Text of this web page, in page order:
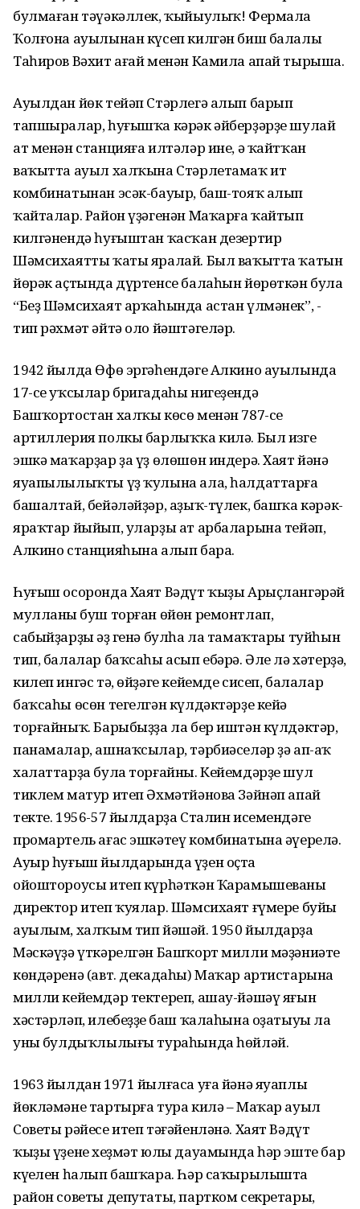
булмаған тәүәкәллек, ҡыйыулыҡ! Фермала
Ҡолғона ауылынан күсеп килгән биш балалы
Таһиров Вәхит ағай менән Камила апай тырыша.
Ауылдан йөк тейәп Стәрлегә алып барып
тапшыралар, һуғышҡа кәрәк әйберҙәрҙе шулай
ат менән станцияға илтәләр ине, ә ҡайтҡан
ваҡытта ауыл халҡына Стәрлетамаҡ ит
комбинатынан эсәк-бауыр, баш-тояҡ алып
ҡайталар. Район үҙәгенән Маҡарға ҡайтып
килгәнендә һуғыштан ҡасҡан дезертир
Шәмсихаятты ҡаты яралай. Был ваҡытта ҡатын
йөрәк аҫтында дүртенсе балаһын йөрөткән була
“Беҙ Шәмсихаят арҡаһында астан үлмәнек”, -
тип рәхмәт әйтә оло йәштәгеләр.
1942 йылда Өфө эргәһендәге Алкино ауылында
17-се уҡсылар бригадаһы нигеҙендә
Башҡортостан халҡы көсө менән 787-се
артиллерия полкы барлыҡҡа килә. Был изге
эшкә маҡарҙар ҙа үҙ өлөшөн индерә. Хаят йәнә
яуапылылыҡты үҙ ҡулына ала, һалдаттарға
башалтай, бейәләйҙәр, аҙыҡ-түлек, башҡа кәрәк-
яраҡтар йыйып, уларҙы ат арбаларына тейәп,
Алкино станцияһына алып бара.
Һуғыш осоронда Хаят Вәдүт ҡыҙы Арыҫлангәрәй
мулланың буш торған өйөн ремонтлап,
сабыйҙарҙың әҙ генә булһа ла тамаҡтары туйһын
тип, балалар баҡсаһы асып ебәрә. Әле лә хәтерҙә,
килеп ингәс тә, өйҙәге кейемде сисеп, балалар
баҡсаһы өсөн тегелгән күлдәктәрҙе кейә
торғайныҡ. Барыбыҙҙа ла бер иштән күлдәктәр,
панамалар, ашнаҡсылар, тәрбиәселәр ҙә ап-аҡ
халаттарҙа була торғайны. Кейемдәрҙе шул
тиклем матур итеп Әхмәтйәнова Зәйнәп апай
текте. 1956-57 йылдарҙа Сталин исемендәге
промартель ағас эшкәтеү комбинатына әүерелә.
Ауыр һуғыш йылдарында үҙен оҫта
ойоштороусы итеп күрһәткән Ҡарамышеваны
директор итеп ҡуялар. Шәмсихаят ғүмере буйы
ауылым, халҡым тип йәшәй. 1950 йылдарҙа
Мәскәүҙә үткәрелгән Башҡорт милли мәҙәниәте
көндәренә (авт. декадаһы) Маҡар артистарына
милли кейемдәр тектереп, ашау-йәшәү яғын
хәстәрләп, илебеҙҙең баш ҡалаһына оҙатыуы ла
уның булдыҡлылығы тураһында һөйләй.
1963 йылдан 1971 йылғаса уға йәнә яуаплы
йөкләмәне тартырға тура килә – Маҡар ауыл
Советы рәйесе итеп тәғәйенләнә. Хаят Вәдүт
ҡыҙы үҙенең хеҙмәт юлы дауамында һәр эште бар
күңелен һалып башҡара. Һәр саҡырылышта
район советы депутаты, партком секретары,